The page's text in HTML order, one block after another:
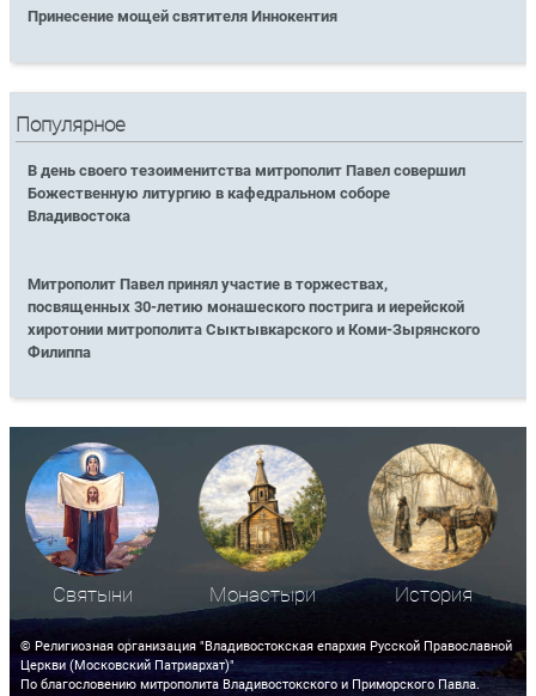
Принесение мощей святителя Иннокентия
Популярное
В день своего тезоименитства митрополит Павел совершил
Божественную литургию в кафедральном соборе
Владивостока
Митрополит Павел принял участие в торжествах,
посвященных 30-летию монашеского пострига и иерейской
хиротонии митрополита Сыктывкарского и Коми-Зырянского
Филиппа
Святыни Монастыри История
© Религиозная организация "Владивостокская епархия Русской Православной
Церкви (Московский Патриархат)"
По благословению митрополита Владивостокского и Приморского Павла.